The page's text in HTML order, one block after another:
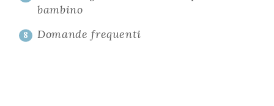
bambino
8 Domande frequenti